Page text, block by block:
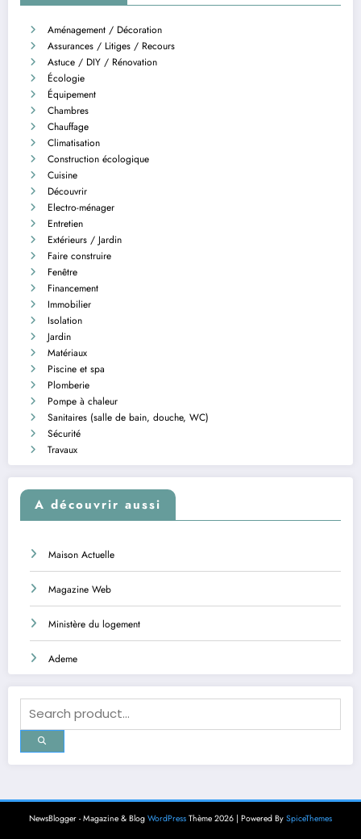
Aménagement / Décoration
Assurances / Litiges / Recours
Astuce / DIY / Rénovation
Écologie
Équipement
Chambres
Chauffage
Climatisation
Construction écologique
Cuisine
Découvrir
Electro-ménager
Entretien
Extérieurs / Jardin
Faire construire
Fenêtre
Financement
Immobilier
Isolation
Jardin
Matériaux
Piscine et spa
Plomberie
Pompe à chaleur
Sanitaires (salle de bain, douche, WC)
Sécurité
Travaux
A découvrir aussi
Maison Actuelle
Magazine Web
Ministère du logement
Ademe
NewsBlogger - Magazine & Blog WordPress Thème 2026 | Powered By SpiceThemes